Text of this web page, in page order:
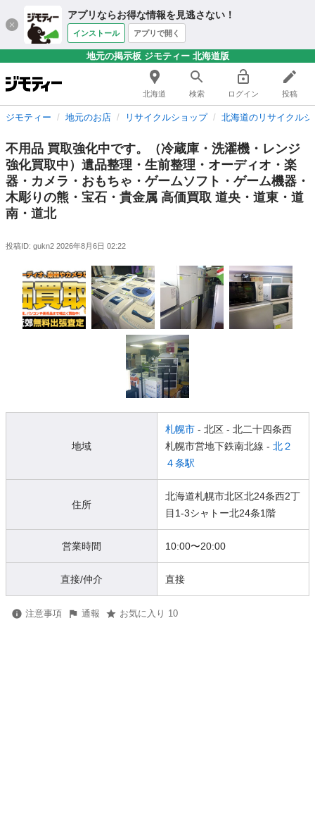
アプリならお得な情報を見逃さない！
インストール アプリで開く
地元の掲示板 ジモティー 北海道版
北海道 検索 ログイン 投稿
ジモティー 地元のお店 リサイクルショップ 北海道のリサイクルシ
不用品 買取強化中です。（冷蔵庫・洗濯機・レンジ
強化買取中）遺品整理・生前整理・オーディオ・楽
器・カメラ・おもちゃ・ゲームソフト・ゲーム機器・
木彫りの熊・宝石・貴金属 高価買取 道央・道東・道
南・道北
投稿ID: gukn2 2026年8月6日 02:22
地域
札幌市 - 北区 - 北二十四条西
札幌市営地下鉄南北線 - 北２
４条駅
住所
北海道札幌市北区北24条西2丁
目1-3シャトー北24条1階
営業時間 10:00〜20:00
直接/仲介 直接
注意事項 通報 お気に入り 10